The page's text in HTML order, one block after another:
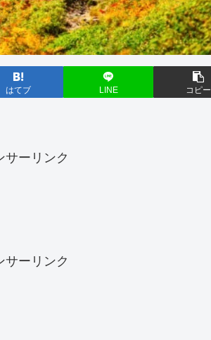
はてブ LINE コピー
サーリンク
サーリンク